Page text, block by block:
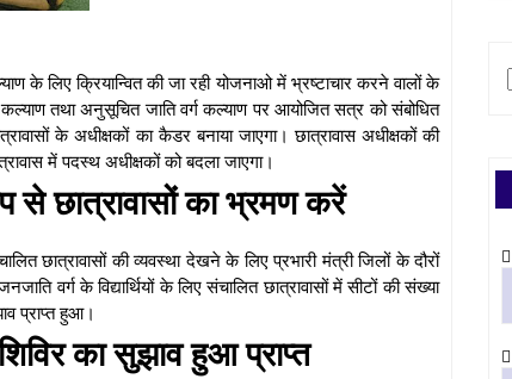
के लिए क्रियान्वित की जा रही योजनाओ में भ्रष्टाचार करने वालों के
तथा अनुसूचित जाति वर्ग कल्याण पर आयोजित सत्र को संबोधित
के अधीक्षकों का कैडर बनाया जाएगा। छात्रावास अधीक्षकों की
में पदस्थ अधीक्षकों को बदला जाएगा।
से छात्रावासों का भ्रमण करें
छात्रावासों की व्यवस्था देखने के लिए प्रभारी मंत्री जिलों के दौरों
के विद्यार्थियों के लिए संचालित छात्रावासों में सीटों की संख्या
प्राप्त हुआ।
का सुझाव हुआ प्राप्त